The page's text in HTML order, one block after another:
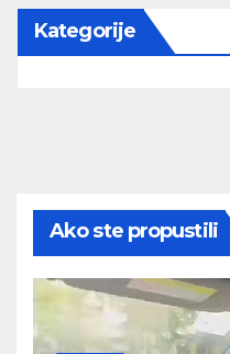
Kategorije
Ako ste propustili